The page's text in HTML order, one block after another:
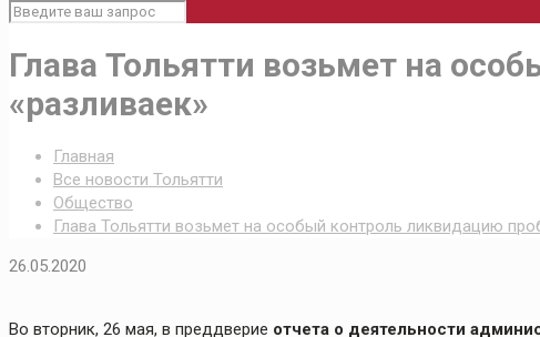
Глава Тольятти возьмет на
«разливаек»
Главная
Все новости Тольятти
Общество
Глава Тольятти возьмет на особый контроль ликвидацию
26.05.2020
Во вторник, 26 мая, в преддверие отчета о деятельности